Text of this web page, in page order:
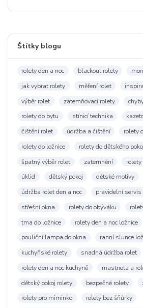
Štítky blogu
rolety den a noc blackout rolety
jak vybrat rolety
měření rolet
výběr rolet
zatemňovací rolety
rolety do bytu
stínicí technika
čištění rolet
údržba a čištění
rolety
rolety do ložnice
rolety do dětského
špatný výběr rolet
zatemnění rolety
úklid
dětský pokoj dětské motivy
údržba rolet den a noc
pravidelní servis
střešní okna
rolety do obýváku
tma do ložnice
rolety den a noc ložnice
pouliční lampa do okna
ranní slunce
kuchyňské rolety
snadná údržba rolet
rolety den a noc kuchyně
mastnota a
dětský pokoj rolety
bezpečné rolety
rolety pro miminko
rolety bez šňůrky